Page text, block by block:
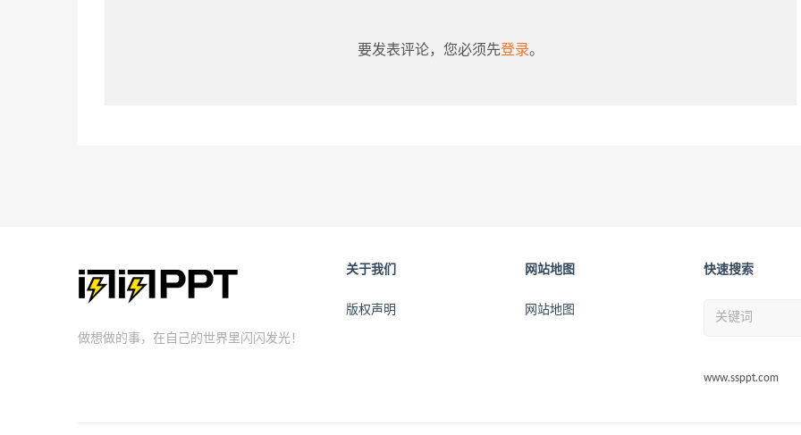
要发表评论，您必须先登录。
做想做的事，在自己的世界里闪闪发光！
关于我们
版权声明
网站地图
网站地图
快速搜索
www.ssppt.com